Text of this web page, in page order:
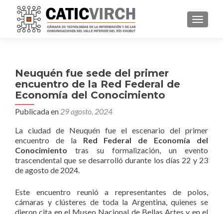
Neuquén fue sede del primer
encuentro de la Red Federal de
Economía del Conocimiento
Publicada en 29 agosto, 2024
La ciudad de Neuquén fue el escenario del primer
encuentro de la Red Federal de Economía del
Conocimiento tras su formalización, un evento
trascendental que se desarrolló durante los días 22 y 23
de agosto de 2024.
Este encuentro reunió a representantes de polos,
cámaras y clústeres de toda la Argentina, quienes se
dieron cita en el Museo Nacional de Bellas Artes y en el